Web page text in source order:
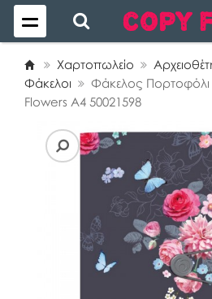
Χαρτοπωλείο
Φάκελοι
Φάκελος Πορτοφόλι
Flowers A4 50021598